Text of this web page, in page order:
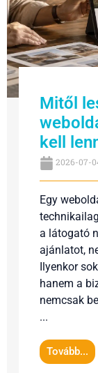
Mitől
kell
2026-07-
Egy
a látogató
ajánlatot,
Ilyenkor
hanem a
nemcsak
...
Tovább...